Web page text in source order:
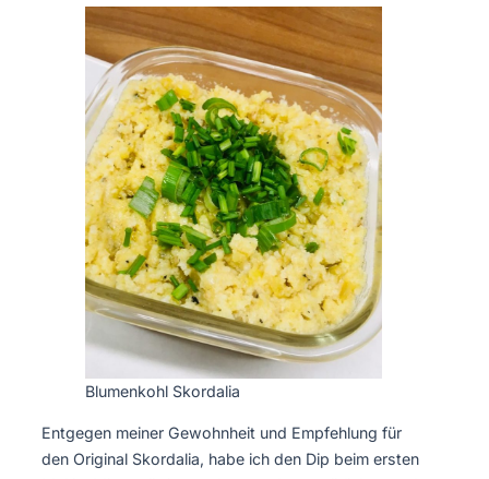
Blumenkohl Skordalia
Entgegen meiner Gewohnheit und Empfehlung für
den Original Skordalia, habe ich den Dip beim ersten